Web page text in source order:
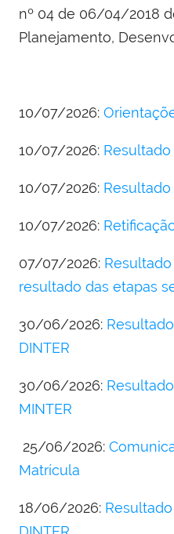
nº 04 de 06/04/2018
Planejamento,
10/07/2026:
10/07/2026: Resultado
10/07/2026: Resultado
10/07/2026:
07/07/2026:
resultado das etapas
30/06/2026:
DINTER
30/06/2026:
MINTER
25/06/2026:
Matrícula
18/06/2026: